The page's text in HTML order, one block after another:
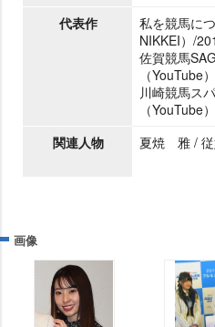
代表作
私を競馬に
NIKKEI）/
佐賀競馬
（YouTube
川崎競馬ス
（YouTube
関連人物
夏焼 雅 / 従
画像